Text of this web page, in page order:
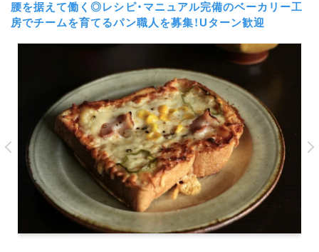
腰を据えて働く◎レシピ・マニュアル完備のベーカリー工
房でチームを育てるパン職人を募集！Uターン歓迎